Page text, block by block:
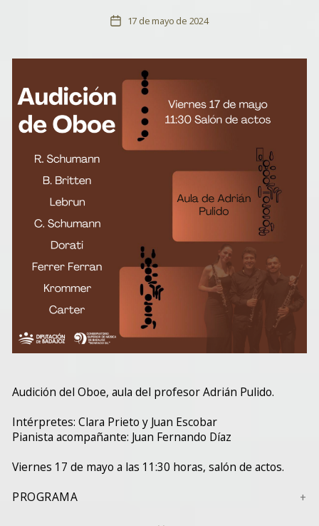
Fecha
entrada
17 de mayo de 2024
Audición del Oboe, aula del profesor Adrián Pulido.
Intérpretes: Clara Prieto y Juan Escobar
Pianista acompañante: Juan Fernando Díaz
Viernes 17 de mayo a las 11:30 horas, salón de actos.
PROGRAMA